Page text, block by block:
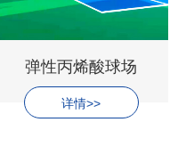
弹性丙烯酸球场
详情>>